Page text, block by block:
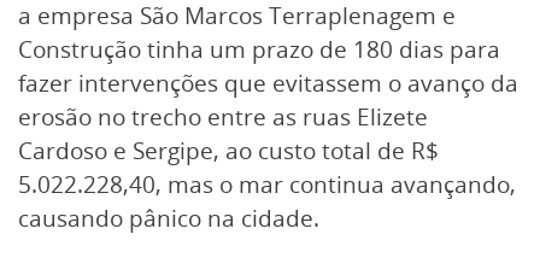
a empresa São Marcos Terraplenagem e
Construção tinha um prazo de 180 dias para
fazer intervenções que evitassem o avanço da
erosão no trecho entre as ruas Elizete
Cardoso e Sergipe, ao custo total de R$
5.022.228,40, mas o mar continua avançando,
causando pânico na cidade.